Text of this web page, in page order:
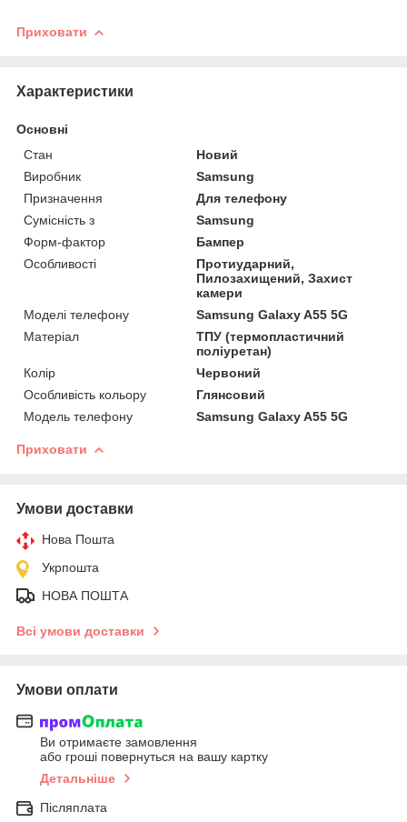
Приховати
Характеристики
Основні
Стан
Новий
Виробник
Samsung
Призначення
Для телефону
Сумісність з
Samsung
Форм-фактор
Бампер
Особливості
Протиударний,
Пилозахищений, Захист
камери
Моделі телефону
Samsung Galaxy A55 5G
Матеріал
ТПУ (термопластичний
поліуретан)
Колір
Червоний
Особливість кольору
Глянсовий
Модель телефону
Samsung Galaxy A55 5G
Приховати
Умови доставки
Нова Пошта
Укрпошта
НОВА ПОШТА
Всі умови доставки
Умови оплати
Ви отримаєте замовлення
або гроші повернуться на вашу картку
Детальніше
Післяплата